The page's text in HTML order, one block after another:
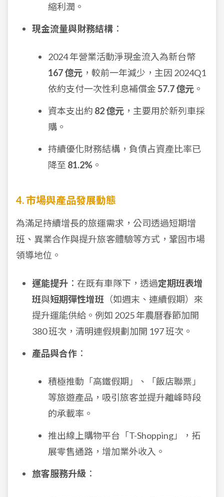
縮利潤。
現金流量與財務結構 ：
2024 年營業活動淨現金流入為新台幣
167 億元 ，較前一年減少，主因 2024Q1
依約支付一次性利息補償金57.7 億元 。
資本支出約 82 億元 ，主要用於新列車採
購。
持續優化財務結構，負債占資產比率已
降至 81.2% 。
4. 市場與產品發展動態
為滿足持續增長的旅運需求，公司透過短期增
班、異業合作與提升旅客體驗等方式，鞏固市場
領導地位。
運能提升 ：在既有車隊下，透過定期班表增
班與短期彈性增班 （如週末、連續假期）來
提升運能供給。例如 2025 年農曆春節加開
380 班次，清明連假規劃加開 197 班次。
產品與合作 ：
積極推動「高鐵假期」、「飯店聯票」
等旅遊產品，吸引旅客並提升離峰時段
的承載率。
推出線上購物平台「T-Shopping」，拓
展零售通路，增加業外收入。
旅客服務升級 ：